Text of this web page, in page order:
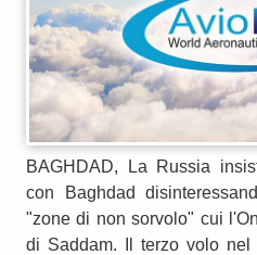
BAGHDAD, La Russia
con Baghdad
"zone di non sorvolo" cui
di Saddam. Il terzo volo